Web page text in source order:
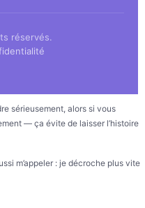
réservés.
sérieusement, alors si vous
— ça évite de laisser l’histoire
m’appeler : je décroche plus vite